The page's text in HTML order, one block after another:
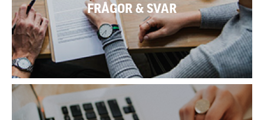
FRÅGOR & SVAR
SE VANLIGA FRÅGOR OCH SVAR